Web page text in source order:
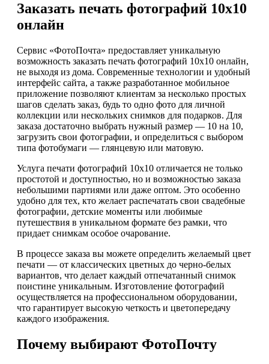
Заказать печать фотографий 10х10
онлайн
Сервис «ФотоПочта» предоставляет уникальную
возможность заказать печать фотографий 10х10 онлайн,
не выходя из дома. Современные технологии и удобный
интерфейс сайта, а также разработанное мобильное
приложение позволяют клиентам за несколько простых
шагов сделать заказ, будь то одно фото для личной
коллекции или нескольких снимков для подарков. Для
заказа достаточно выбрать нужный размер — 10 на 10,
загрузить свои фотографии, и определиться с выбором
типа фотобумаги — глянцевую или матовую.
Услуга печати фотографий 10х10 отличается не только
простотой и доступностью, но и возможностью заказа
небольшими партиями или даже оптом. Это особенно
удобно для тех, кто желает распечатать свои свадебные
фотографии, детские моменты или любимые
путешествия в уникальном формате без рамки, что
придает снимкам особое очарование.
В процессе заказа вы можете определить желаемый цвет
печати — от классических цветных до черно-белых
вариантов, что делает каждый отпечатанный снимок
поистине уникальным. Изготовление фотографий
осуществляется на профессиональном оборудовании,
что гарантирует высокую четкость и цветопередачу
каждого изображения.
Почему выбирают ФотоПочту